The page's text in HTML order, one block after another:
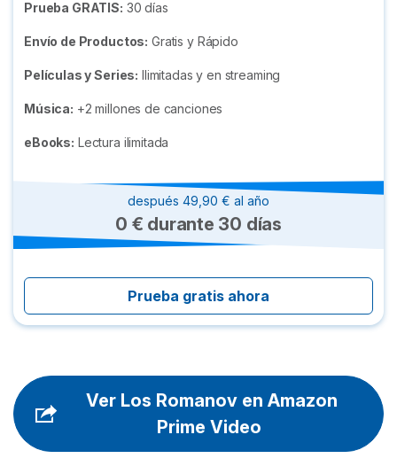
Prueba GRATIS: 30 días
Envío de Productos: Gratis y Rápido
Películas y Series: Ilimitadas y en streaming
Música: +2 millones de canciones
eBooks: Lectura ilimitada
después 49,90 € al año
0 € durante 30 días
Prueba gratis ahora
Ver Los Romanov en Amazon
Prime Video